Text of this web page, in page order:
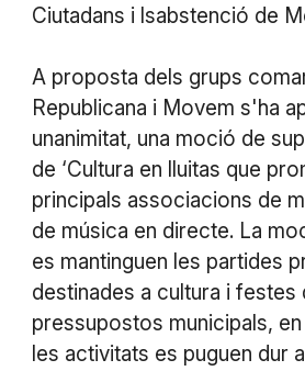
Ciutadans i lsabstenció de
A proposta dels grups
Republicana i Movem s'ha
unanimitat, una moció de
de ‘Cultura en lluitas que
principals associacions de
de música en directe. La
es mantinguen les partides
destinades a cultura i festes
pressupostos municipals,
les activitats es puguen dur